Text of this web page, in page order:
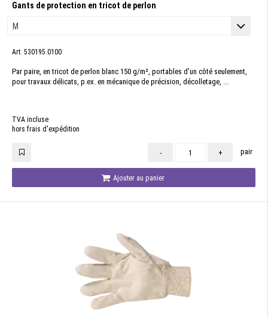
Gants de protection en tricot de perlon
Art. 530195.0100
Par paire, en tricot de perlon blanc 150 g/m², portables d'un côté seulement,
pour travaux délicats, p.ex. en mécanique de précision, décolletage, ...
TVA incluse
hors frais d'expédition
- + pair
Ajouter au panier